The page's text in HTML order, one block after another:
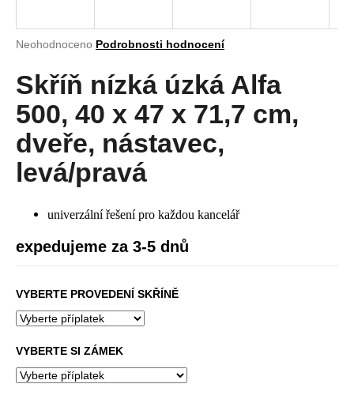
Průměrné
produktu
je
0,0
z
hvězdiček.
Neohodnoceno Podrobnosti hodnocení
Skříň nízká úzká Alfa
500, 40 x 47 x 71,7 cm,
dveře, nástavec,
levá/pravá
univerzální řešení pro každou kancelář
expedujeme za 3-5 dnů
VYBERTE PROVEDENÍ SKŘÍNĚ
VYBERTE SI ZÁMEK
j
t
?
HLEDAT
D
p
r
č
u